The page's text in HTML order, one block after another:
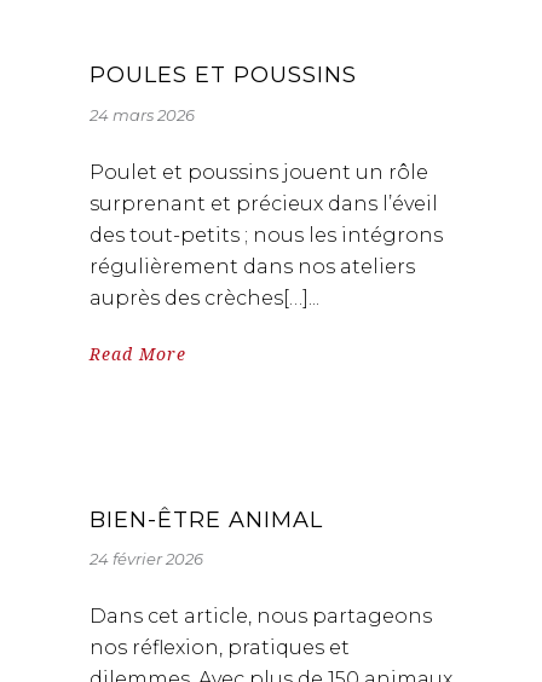
POULES ET POUSSINS
24 mars 2026
Poulet et poussins jouent un rôle
surprenant et précieux dans l’éveil
des tout-petits ; nous les intégrons
régulièrement dans nos ateliers
auprès des crèches[…]
Read More
BIEN-ÊTRE ANIMAL
24 février 2026
Dans cet article, nous partageons
nos réflexion, pratiques et